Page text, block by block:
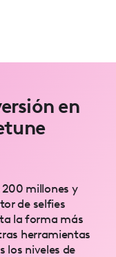
en
millones y
de selfies
la forma más
herramientas
los niveles de